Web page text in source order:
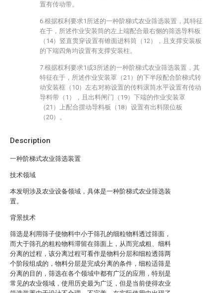
Description
一种阶梯式农业筛选装置
技术领域
本发明涉及农业设备领域，具体是一种阶梯式农业筛选装
置。
背景技术
筛选是利用筛子使物料中小于筛孔的细粒物料透过筛面，
而大于筛孔的粗粒物料滞留在筛面上，从而完成粗、细料
分离的过程，该分离过程可看作是物料分层和细粒透筛两
个阶段组成的，物料分层是完成分离的条件，细粒适筛是
分离的目的，筛选在各个领域中都有广泛的应用，特别是
常见的农业领域，使用历史最为广泛，但是当前使得农业
置有传动带。
6.根据权利要求1所述的一种阶梯式农业筛选装置，其特征
在于，所述作业安装筒的左上端配合最右侧的筛选导料板
（14）竖直贯穿设置有锥面进料筒（12），且支撑安装板
的下端四角均设置有支撑安装柱。
7.根据权利要求1或3所述的一种阶梯式农业筛选装置，其
特征在于，所述作业安装罩（21）的下半段配合阶梯式转
动安装框（10）左右对称设置的传料滚筒水平设置有传动
导料带（1），且出料闸门（19）下端的作业安装罩
（21）上配合摆动导料板（18）设置有出料限位板
（20）。